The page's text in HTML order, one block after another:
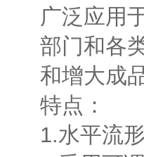
广泛应用于
部门和各
和增大成
特点：
1.水平流形